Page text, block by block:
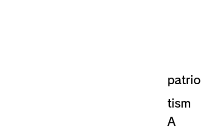
patrio
tism
​A